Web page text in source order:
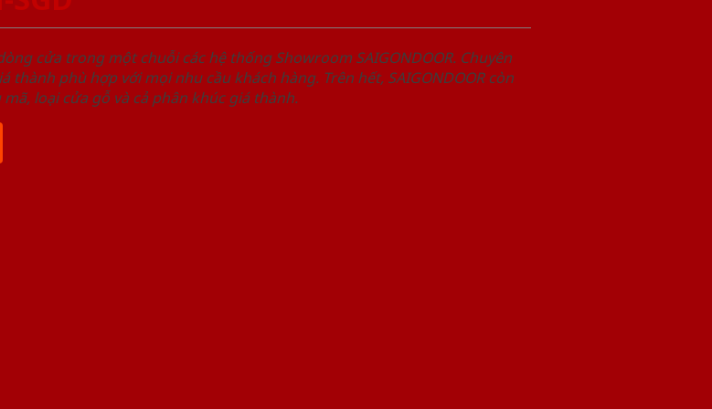
cửa trong một chuỗi các hệ thống Showroom SAIGONDOOR. Chuyên
phù hợp với mọi nhu cầu khách hàng. Trên hết, SAIGONDOOR còn
loại cửa gỗ và cả phân khúc giá thành.